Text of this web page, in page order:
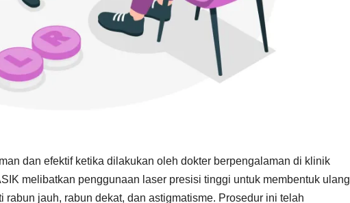
dan efektif ketika dilakukan oleh dokter berpengalaman di klinik
melibatkan penggunaan laser presisi tinggi untuk membentuk ulang
jauh, rabun dekat, dan astigmatisme. Prosedur ini telah